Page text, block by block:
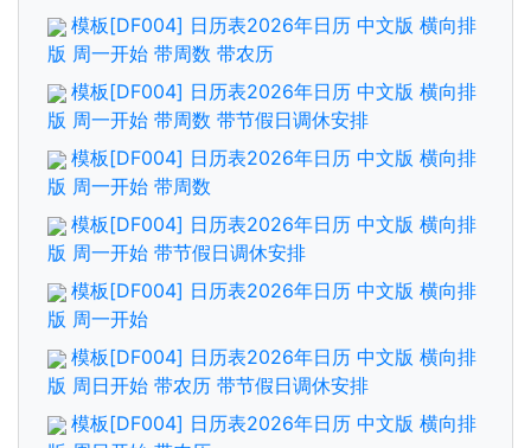
模板[DF004] 日历表2026年日历 中文版 横向排
版 周一开始 带周数 带农历
模板[DF004] 日历表2026年日历 中文版 横向排
版 周一开始 带周数 带节假日调休安排
模板[DF004] 日历表2026年日历 中文版 横向排
版 周一开始 带周数
模板[DF004] 日历表2026年日历 中文版 横向排
版 周一开始 带节假日调休安排
模板[DF004] 日历表2026年日历 中文版 横向排
版 周一开始
模板[DF004] 日历表2026年日历 中文版 横向排
版 周日开始 带农历 带节假日调休安排
模板[DF004] 日历表2026年日历 中文版 横向排